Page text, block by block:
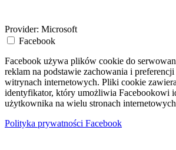
Provider: Microsoft
Facebook
Facebook używa plików cookie do
reklam na podstawie zachowania i
witrynach internetowych. Pliki cookie
identyfikator, który umożliwia Facebookowi
użytkownika na wielu stronach
Polityka prywatności Facebook